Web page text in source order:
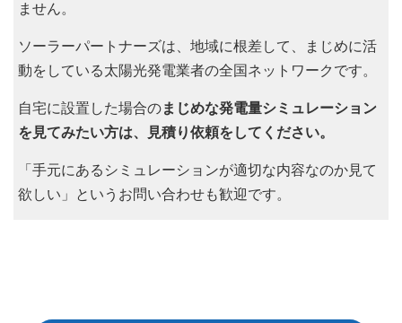
ません。
ソーラーパートナーズは、地域に根差して、まじめに活
動をしている太陽光発電業者の全国ネットワークです。
自宅に設置した場合のまじめな発電量シミュレーション
を見てみたい方は、見積り依頼をしてください。
「手元にあるシミュレーションが適切な内容なのか見て
欲しい」というお問い合わせも歓迎です。